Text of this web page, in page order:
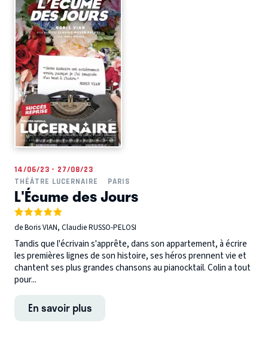
14/06/23 - 27/08/23
THÉÂTRE LUCERNAIRE
PARIS
L'Écume des Jours
de Boris VIAN, Claudie RUSSO-PELOSI
Tandis que l'écrivain s'apprête, dans son appartement, à écrire
les premières lignes de son histoire, ses héros prennent vie et
chantent ses plus grandes chansons au pianocktail. Colin a tout
pour...
En savoir plus